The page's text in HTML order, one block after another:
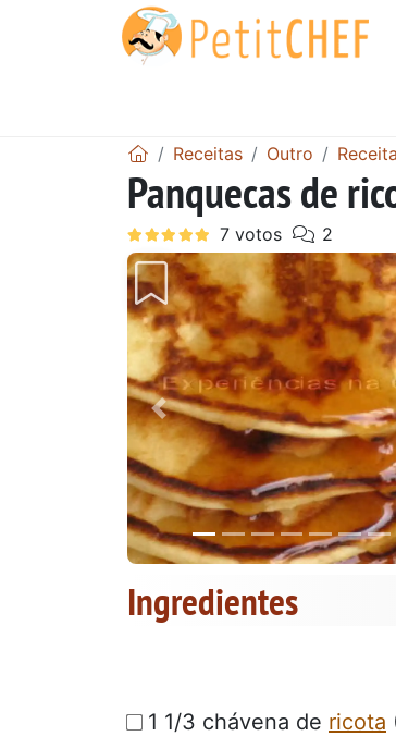
Receitas Outro
Panquecas de
Anterior
Ingredientes
1 1/3 chávena de ricota